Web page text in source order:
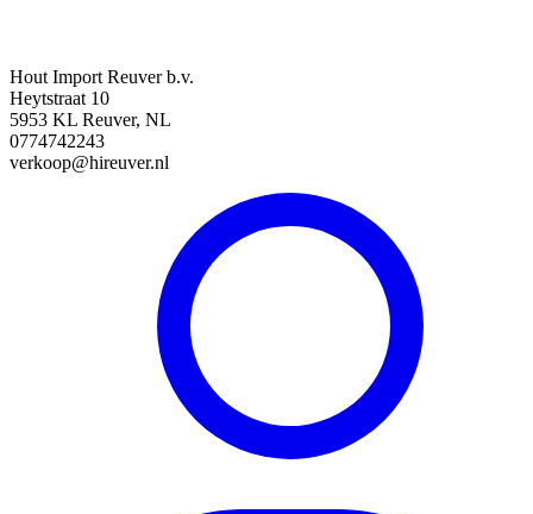
Hout Import Reuver b.v.
Heytstraat 10
5953 KL Reuver, NL
0774742243
verkoop@hireuver.nl